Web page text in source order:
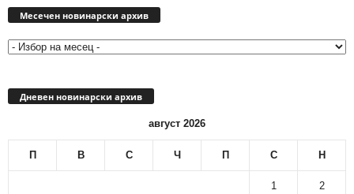
Месечен новинарски архив
Дневен новинарски архив
август 2026
П В С Ч П С Н
1 2